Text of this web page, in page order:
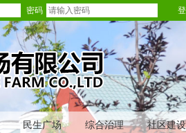
密码
民生广场 综合治理 社区建设